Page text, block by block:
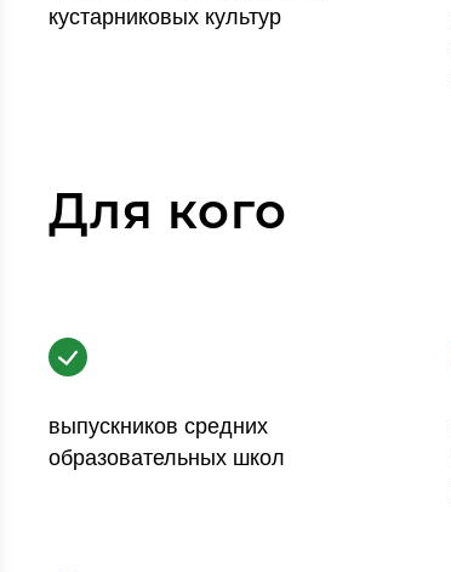
кустарниковых культур
Для кого
выпускников средних
образовательных школ